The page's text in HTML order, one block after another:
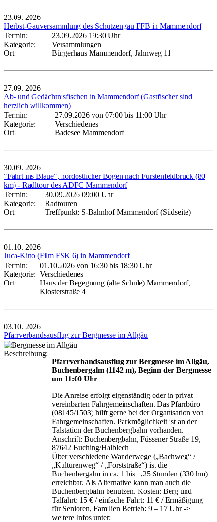
23.09. 2026
Herbst-Gauversammlung des Schützengau FFB in Mammendorf
Termin:
23.09.2026 19:30 Uhr
Kategorie:
Versammlungen
Ort:
Bürgerhaus Mammendorf, Jahnweg 11
27.09. 2026
Ab- und Gedächtnisfischen in Mammendorf (Gastfischer sind
herzlich willkommen)
Termin:
27.09.2026 von 07:00 bis 11:00 Uhr
Kategorie:
Verschiedenes
Ort:
Badesee Mammendorf
30.09. 2026
"Fahrt ins Blaue", nordöstlicher Bogen nach Fürstenfeldbruck (80
km) - Radltour des ADFC Mammendorf
Termin:
30.09.2026 09:00 Uhr
Kategorie:
Radtouren
Ort:
Treffpunkt: S-Bahnhof Mammendorf (Südseite)
01.10. 2026
Juca-Kino (Film FSK 6) in Mammendorf
Termin:
01.10.2026 von 16:30 bis 18:30 Uhr
Kategorie: Verschiedenes
Ort:
Haus der Begegnung (alte Schule) Mammendorf,
Klosterstraße 4
03.10. 2026
Pfarrverbandsausflug zur Bergmesse im Allgäu
Beschreibung:
Pfarrverbandsausflug zur Bergmesse im Allgäu,
Buchenbergalm (1142 m), Beginn der Bergmesse
um 11:00 Uhr
Die Anreise erfolgt eigenständig oder in privat
vereinbarten Fahrgemeinschaften. Das Pfarrbüro
(08145/1503) hilft gerne bei der Organisation von
Fahrgemeinschaften. Parkmöglichkeit ist an der
Talstation der Buchenbergbahn vorhanden.
Anschrift: Buchenbergbahn, Füssener Straße 19,
87642 Buching/Halblech
Über verschiedene Wanderwege („Bachweg“ /
„Kulturenweg“ / „Forststraße“) ist die
Buchenbergalm in ca. 1 bis 1,25 Stunden (330 hm)
erreichbar. Als Alternative kann man auch die
Buchenbergbahn benutzen. Kosten: Berg und
Talfahrt: 15 € / einfache Fahrt: 11 € / Ermäßigung
für Senioren, Familien Betrieb: 9 – 17 Uhr ->
weitere Infos unter: